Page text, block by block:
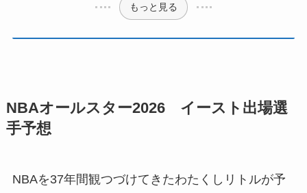
もっと見る
NBAオールスター2026 イースト出場選
手予想
NBAを37年間観つづけてきたわたくしリトルが予